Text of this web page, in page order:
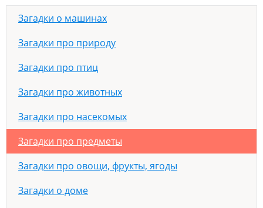
Загадки о машинах
Загадки про природу
Загадки про птиц
Загадки про животных
Загадки про насекомых
Загадки про предметы
Загадки про овощи, фрукты, ягоды
Загадки о доме